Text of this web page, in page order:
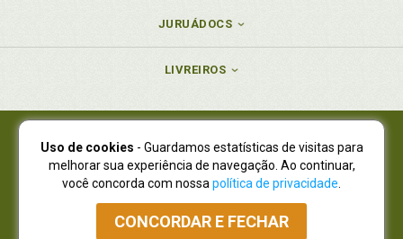
JURUÁDOCS
LIVREIROS
Juruá Editora Ltda., CNPJ 77.535.508/0001-19
Juruá Informática Ltda., CNPJ 01.701.561/0001-80
NOVO ENDEREÇO:R. Flávio Dallegrave, 7665, São Lourenço |
Curitiba - Paraná - CEP 82210-310
Atendimento: (41) 4009-3900|Vendas Atacado: (41) 4009-3939
Uso de cookies - Guardamos estatísticas de visitas para
melhorar sua experiência de navegação. Ao continuar,
você concorda com nossa política de privacidade
CONCORDAR E FECHAR